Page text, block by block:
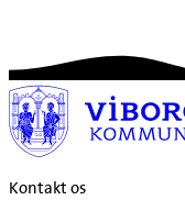
Kontakt os